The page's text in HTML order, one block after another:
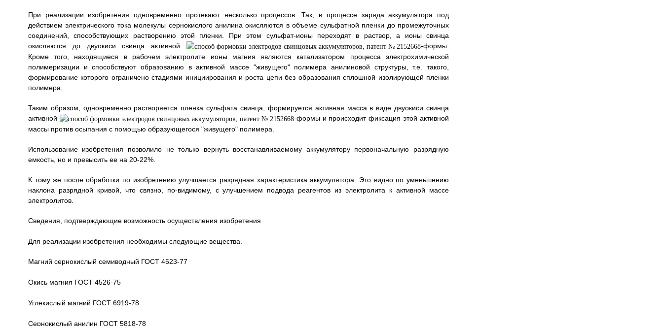
При реализации изобретения одновременно протекают несколько процессов. Так, в процессе заряда аккумулятора под
действием электрического тока молекулы сернокислого анилина окисляются в объеме сульфатной пленки до промежуточных
соединений, способствующих растворению этой пленки. При этом сульфат-ионы переходят в раствор, а ионы свинца
окисляются до двуокиси свинца активной
-формы.
Кроме того, находящиеся в рабочем электролите ионы магния являются катализатором процесса электрохимической
полимеризации и способствуют образованию в активной массе "живущего" полимера анилиновой структуры, т.е. такого,
формирование которого ограничено стадиями инициирования и роста цепи без образования сплошной изолирующей пленки
полимера.
Таким образом, одновременно растворяется пленка сульфата свинца, формируется активная масса в виде двуокиси свинца
активной
-формы и происходит фиксация этой активной
массы против осыпания с помощью образующегося "живущего" полимера.
Использование изобретения позволило не только вернуть восстанавливаемому аккумулятору первоначальную разрядную
емкость, но и превысить ее на 20-22%.
К тому же после обработки по изобретению улучшается разрядная характеристика аккумулятора. Это видно по уменьшению
наклона разрядной кривой, что связно, по-видимому, с улучшением подвода реагентов из электролита к активной массе
электролитов.
Сведения, подтверждающие возможность осуществления изобретения
Для реализации изобретения необходимы следующие вещества.
Магний сернокислый семиводный ГОСТ 4523-77
Окись магния ГОСТ 4526-75
Углекислый магний ГОСТ 6919-78
Сернокислый анилин ГОСТ 5818-78